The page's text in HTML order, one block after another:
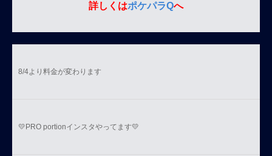
詳しくはポケパラQへ
8/4より料金が変わります
💛PRO portionインスタやってます💛